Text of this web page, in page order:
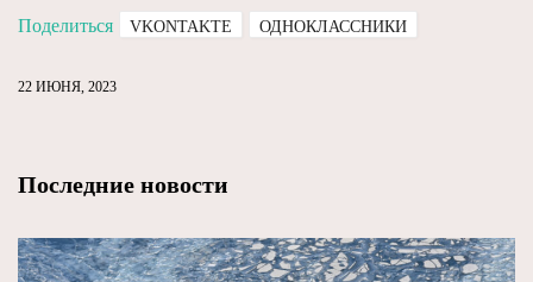
Поделиться VKONTAKTE ОДНОКЛАССНИКИ
22 ИЮНЯ, 2023
Последние новости